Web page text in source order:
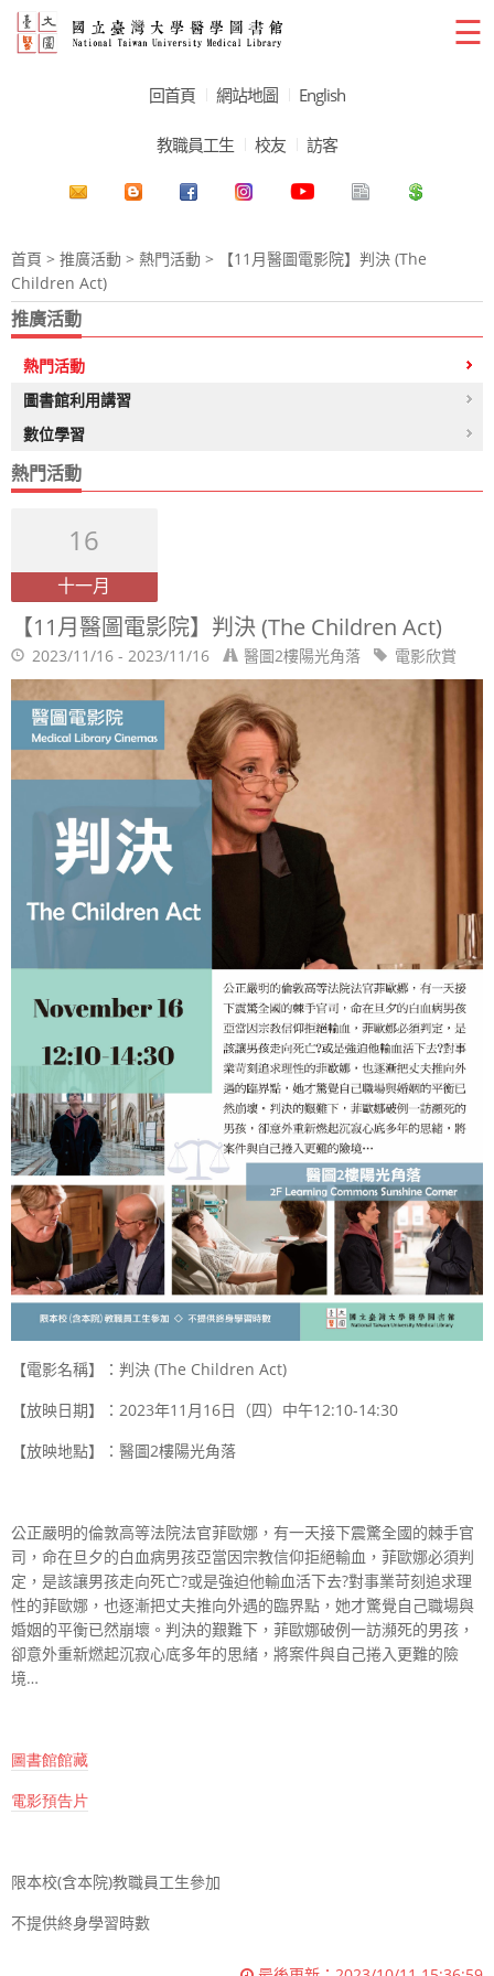
☰
回首頁 網站地圖 English
教職員工生 校友 訪客
首頁 > 推廣活動 > 熱門活動 > 【11月醫圖電影院】判決 (The
Children Act)
推廣活動
熱門活動
圖書館利用講習
數位學習
熱門活動
16
十一月
【11月醫圖電影院】判決 (The Children Act)
2023/11/16 - 2023/11/16 醫圖2樓陽光角落 電影欣賞
【電影名稱】：判決 (The Children Act)
【放映日期】： 2023年11 月16日（四）中午12:10-14:30
【放映地點】：醫圖2樓陽光角落
公正嚴明的倫敦高等法院法官菲歐娜，有一天接下震驚全國的棘手官
司，命在旦夕的白血病男孩亞當因宗教信仰拒絕輸血，菲歐娜必須判
定，是該讓男孩走向死亡?或是強迫他輸血活下去?對事業苛刻追求理
性的菲歐娜，也逐漸把丈夫推向外遇的臨界點，她才驚覺自己職場與
婚姻的平衡已然崩壞。判決的艱難下，菲歐娜破例一訪瀕死的男孩，
卻意外重新燃起沉寂心底多年的思緒，將案件與自己捲入更難的險
境…
圖書館館藏
電影預告片
限本校(含本院)教職員工生參加
不提供終身學習時數